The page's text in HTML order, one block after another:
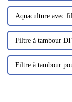
Aquaculture avec
Filtre à tambour
Filtre à tambour